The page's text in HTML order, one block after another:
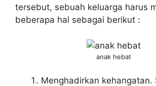
tersebut, sebuah keluarga harus
beberapa hal sebagai berikut :
anak hebat
Menghadirkan kehangatan.